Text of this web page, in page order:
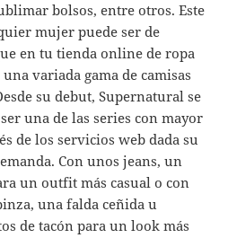
bolsos, entre otros. Este
mujer puede ser de
en tu tienda online de ropa
variada gama de camisas
su debut, Supernatural se
una de las series con mayor
de los servicios web dada su
Con unos jeans, un
un outfit más casual o con
una falda ceñida u
de tacón para un look más